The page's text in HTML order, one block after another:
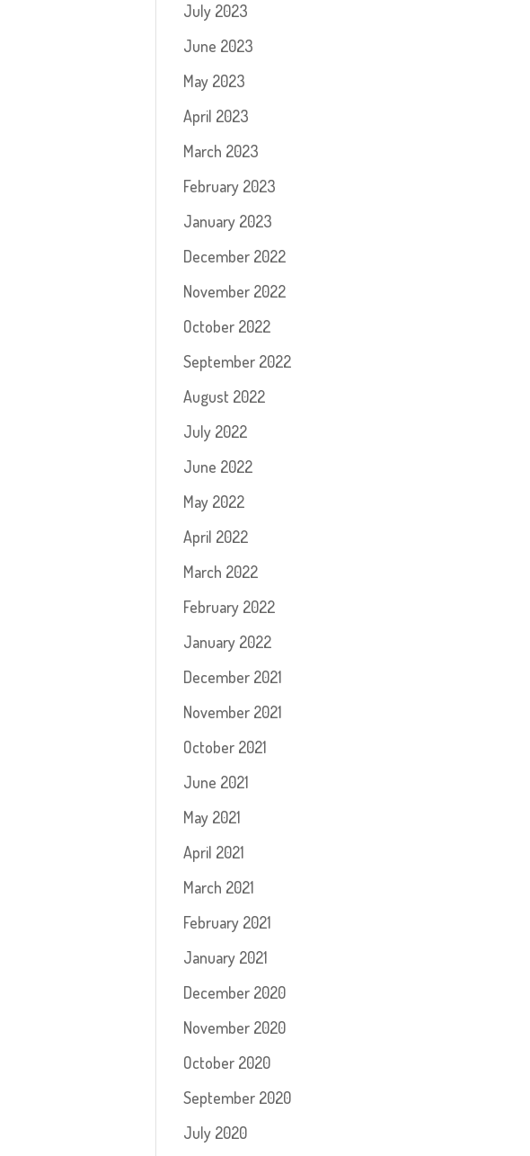
July 2023
June 2023
May 2023
April 2023
March 2023
February 2023
January 2023
December 2022
November 2022
October 2022
September 2022
August 2022
July 2022
June 2022
May 2022
April 2022
March 2022
February 2022
January 2022
December 2021
November 2021
October 2021
June 2021
May 2021
April 2021
March 2021
February 2021
January 2021
December 2020
November 2020
October 2020
September 2020
July 2020